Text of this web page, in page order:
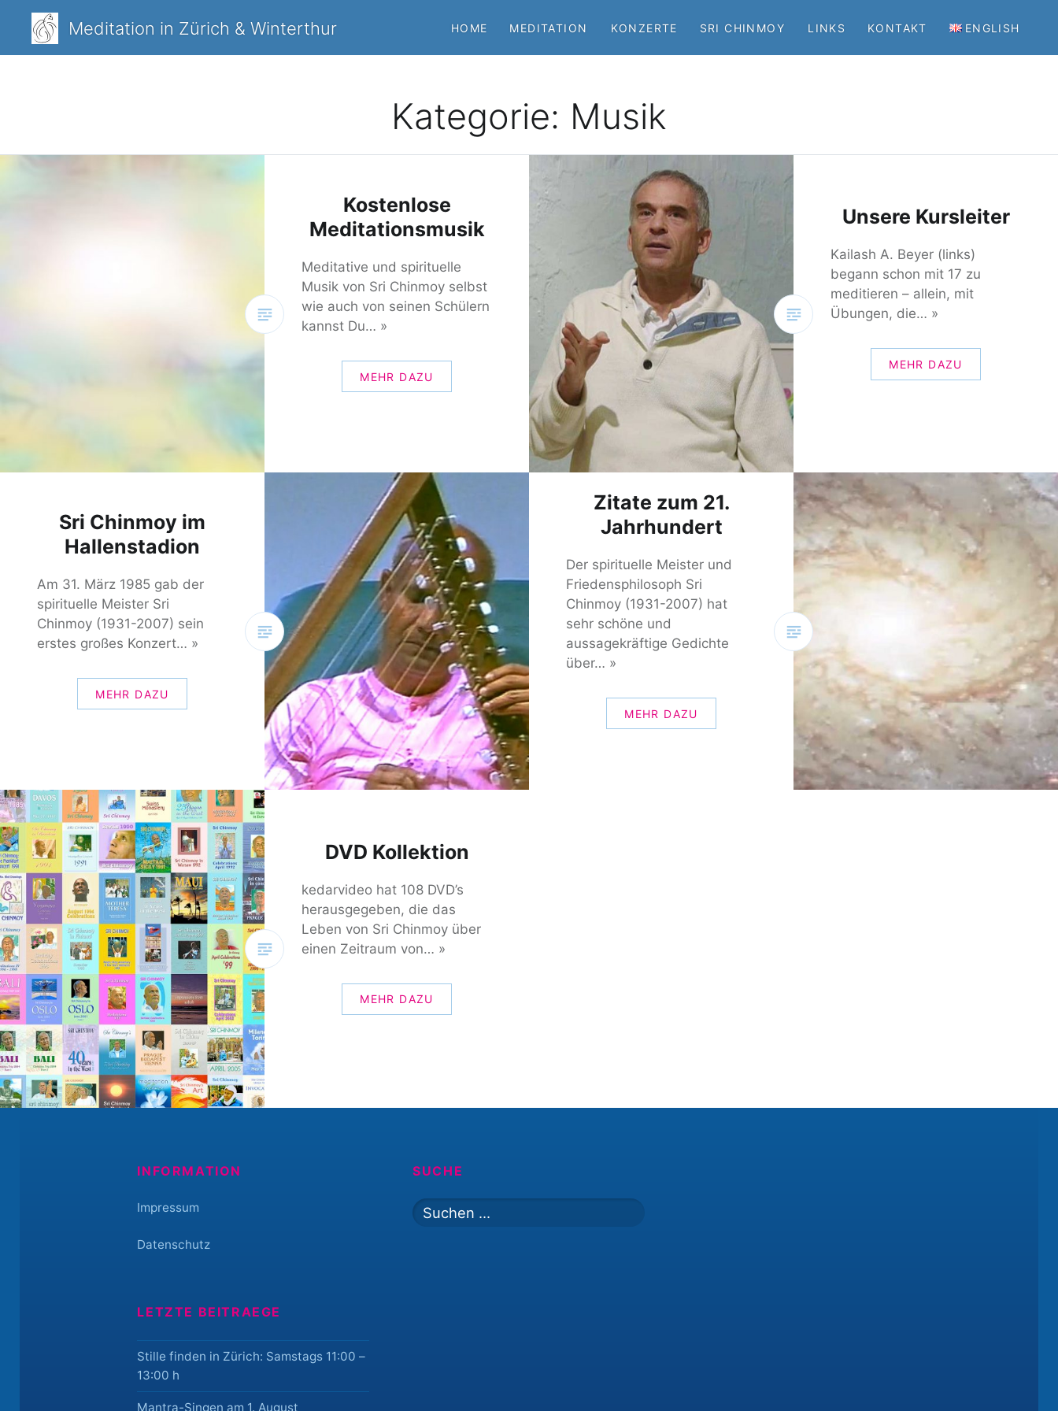
Inhalt
springen
Meditation in Zürich & Winterthur HOME MEDITATION KONZERTE SRI CHINMOY LINKS KONTAKT ENGLISH
Kategorie: Musik
Kostenlose
Meditationsmusik
Meditative und spirituelle
Musik von Sri Chinmoy selbst
wie auch von seinen Schülern
kannst Du… »
MEHR DAZU
Unsere Kursleiter
Kailash A. Beyer (links)
begann schon mit 17 zu
meditieren – allein, mit
Übungen, die… »
MEHR DAZU
Sri Chinmoy im
Hallenstadion
Am 31. März 1985 gab der
spirituelle Meister Sri
Chinmoy (1931-2007) sein
erstes großes Konzert… »
MEHR DAZU
Zitate zum 21.
Jahrhundert
Der spirituelle Meister und
Friedensphilosoph Sri
Chinmoy (1931-2007) hat
sehr schöne und
aussagekräftige Gedichte
über… »
MEHR DAZU
DVD Kollektion
kedarvideo hat 108 DVD’s
herausgegeben, die das
Leben von Sri Chinmoy über
einen Zeitraum von… »
MEHR DAZU
INFORMATION
Impressum
Datenschutz
LETZTE BEITRAEGE
Stille finden in Zürich: Samstags 11:00 –
13:00 h
Mantra-Singen am 1. August
SUCHE
Suchen